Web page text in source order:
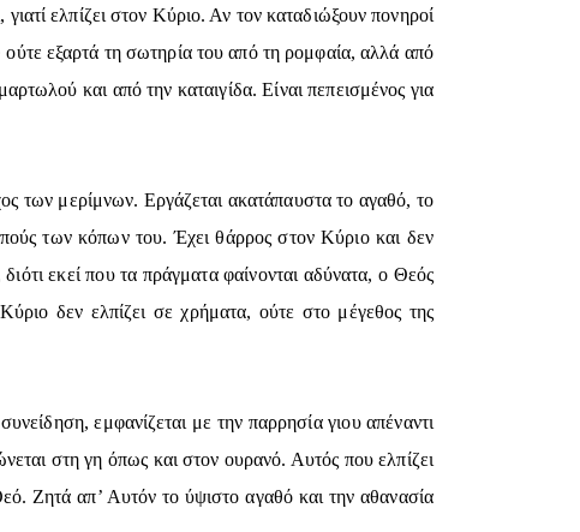
ελπίζει στον Κύριο. Αν τον καταδιώξουν πονηροί
ούτε εξαρτά τη σωτηρία του από τη ρομφαία, αλλά από
και από την καταιγίδα. Είναι πεπεισμένος για
των μερίμνων. Εργάζεται ακατάπαυστα το αγαθό, το
των κόπων του. Έχει θάρρος στον Κύριο και δεν
εκεί που τα πράγματα φαίνονται αδύνατα, ο Θεός
δεν ελπίζει σε χρήματα, ούτε στο μέγεθος της
εμφανίζεται με την παρρησία γιου απέναντι
στη γη όπως και στον ουρανό. Αυτός που ελπίζει
Ζητά απ’ Αυτόν το ύψιστο αγαθό και την αθανασία